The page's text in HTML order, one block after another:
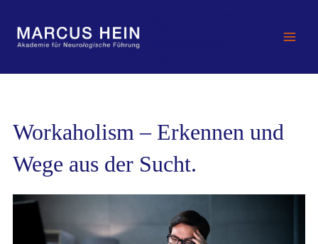
springen
Workaholism – Erkennen und
Wege aus der Sucht.